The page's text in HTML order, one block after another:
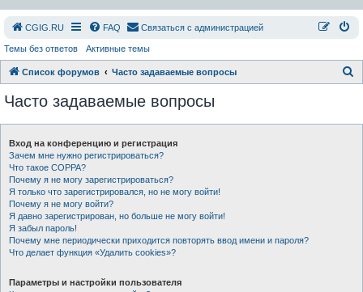
СGIG.RU FAQ Связаться с администрацией
Темы без ответов Активные темы
Список форумов Часто задаваемые вопросы
Часто задаваемые вопросы
Вход на конференцию и регистрация
Зачем мне нужно регистрироваться?
Что такое COPPA?
Почему я не могу зарегистрироваться?
Я только что зарегистрировался, но не могу войти!
Почему я не могу войти?
Я давно зарегистрирован, но больше не могу войти!
Я забыл пароль!
Почему мне периодически приходится повторять ввод имени и пароля?
Что делает функция «Удалить cookies»?
Параметры и настройки пользователя